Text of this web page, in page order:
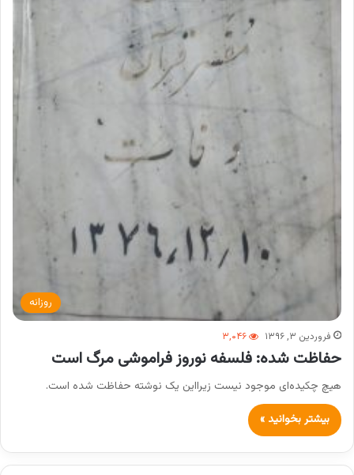
روزانه
فروردین ۳, ۱۳۹۶ ۳,۰۴۶
حفاظت شده: فلسفه نوروز فراموشی مرگ است
هیچ چکیده‌ای موجود نیست زیرا‌این یک نوشته حفاظت شده است.
بیشتر بخوانید »